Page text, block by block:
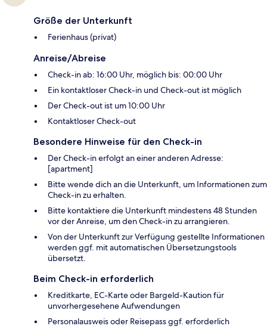
Größe der Unterkunft
Ferienhaus (privat)
Anreise/Abreise
Check-in ab: 16:00 Uhr, möglich bis: 00:00 Uhr
Ein kontaktloser Check-in und Check-out ist möglich
Der Check-out ist um 10:00 Uhr
Kontaktloser Check-out
Besondere Hinweise für den Check-in
Der Check-in erfolgt an einer anderen Adresse:
[apartment]
Bitte wende dich an die Unterkunft, um Informationen zum
Check-in zu erhalten.
Bitte kontaktiere die Unterkunft mindestens 48 Stunden
vor der Anreise, um den Check-in zu arrangieren.
Von der Unterkunft zur Verfügung gestellte Informationen
werden ggf. mit automatischen Übersetzungstools
übersetzt.
Beim Check-in erforderlich
Kreditkarte, EC-Karte oder Bargeld-Kaution für
unvorhergesehene Aufwendungen
Personalausweis oder Reisepass ggf. erforderlich